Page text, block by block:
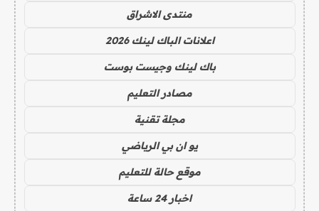
منتدى الاشراق
اعلانات الباك لينك 2026
باك لينك وجيست بوست
مصادر التعليم
مجلة تقنية
يو ان بي الرياضي
موقع حالة للتعليم
اخبار 24 ساعة